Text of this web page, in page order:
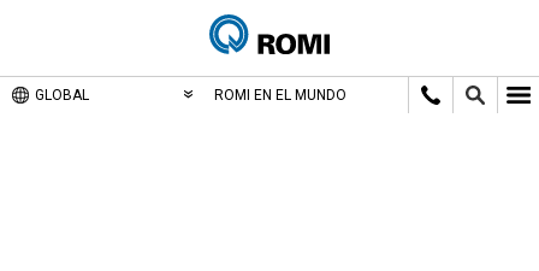
GLOBAL ROMI EN EL MUNDO